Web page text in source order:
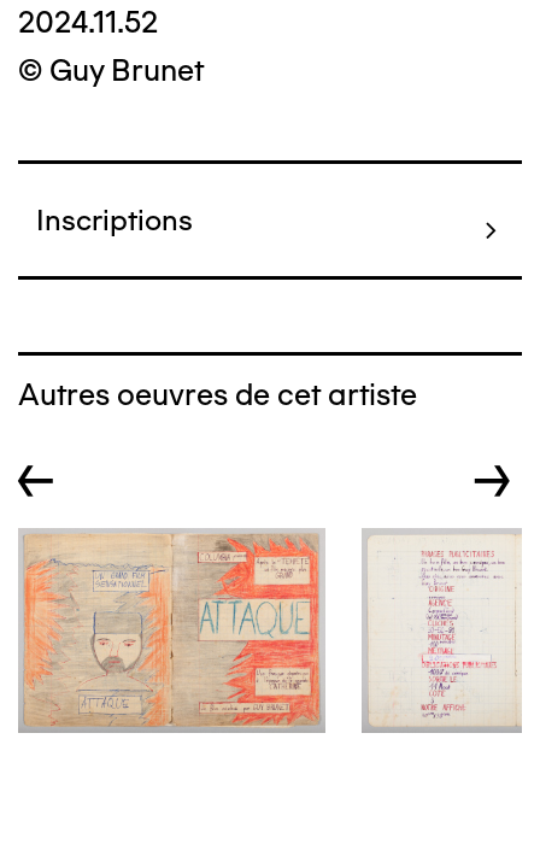
2024.11.52
© Guy Brunet
Inscriptions
Autres oeuvres de cet artiste
← →